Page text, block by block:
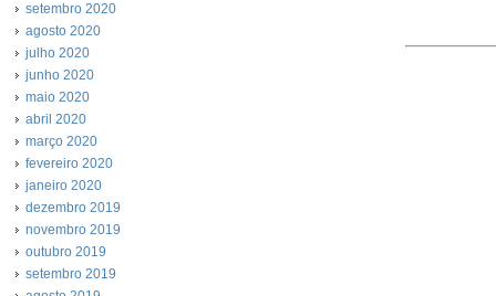
setembro 2020
agosto 2020
julho 2020
junho 2020
maio 2020
abril 2020
março 2020
fevereiro 2020
janeiro 2020
dezembro 2019
novembro 2019
outubro 2019
setembro 2019